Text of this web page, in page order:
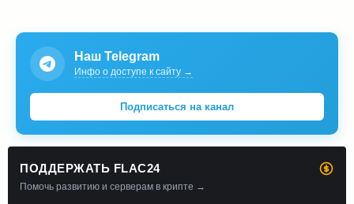
Наш Telegram
Инфо о доступе к сайту →
Подписаться на канал
ПОДДЕРЖАТЬ FLAC24
Помочь развитию и серверам в крипте →